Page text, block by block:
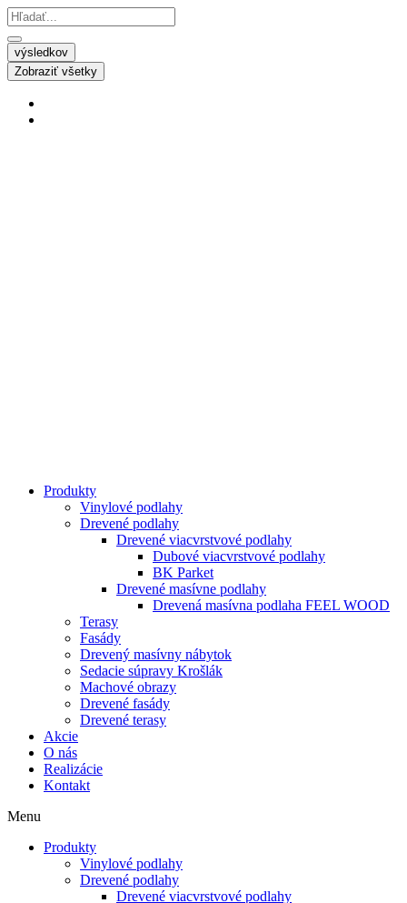
výsledkov
Zobraziť všetky
Produkty
Vinylové podlahy
Drevené podlahy
Drevené viacvrstvové podlahy
Dubové viacvrstvové podlahy
BK Parket
Drevené masívne podlahy
Drevená masívna podlaha FEEL WOOD
Terasy
Fasády
Drevený masívny nábytok
Sedacie súpravy Krošlák
Machové obrazy
Drevené fasády
Drevené terasy
Akcie
O nás
Realizácie
Kontakt
Menu
Produkty
Vinylové podlahy
Drevené podlahy
Drevené viacvrstvové podlahy